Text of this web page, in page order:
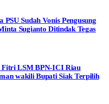
Sudah Vonis Pengusung
Sugianto Ditindak Tegas
Fitri LSM BPN-ICI Riau
wakili Bupati Siak Terpilih